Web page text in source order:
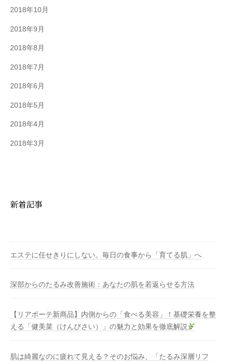
2018年10月
2018年9月
2018年8月
2018年7月
2018年6月
2018年5月
2018年4月
2018年3月
新着記事
エステに任せきりにしない。毎日の食事から「育てる肌」へ
深部からのたるみ改善施術：あなたの肌を若返らせる方法
【リアボーテ新商品】内側からの「食べる美容」！基礎栄養を整
える「健美菜（けんびさい）」の魅力と効果を徹底解説
肌は綺麗なのに疲れて見える？そのお悩み、「たるみ深層リフ